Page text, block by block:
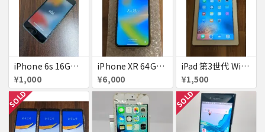
iPhone 6s 16GB アクティベーションロック
¥1,000
iPhone XR 64GB au 美品アクティベーションロック
¥6,000
iPad 第3世代 WiFiモデル 16GB A1416
¥1,500
SOLD SOLD